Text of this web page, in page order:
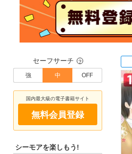
セーフサーチ ？
強 中 OFF
国内最大級の電子書籍サイト
無料会員登録
シーモアを楽しもう!